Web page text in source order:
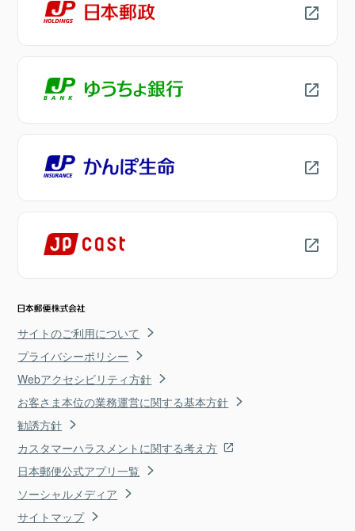
サイトのご利用について
プライバシーポリシー
Webアクセシビリティ方針
お客さま本位の業務運営に関する基本方針
勧誘方針
カスタマーハラスメントに関する考え方
日本郵便公式アプリ一覧
ソーシャルメディア
サイトマップ